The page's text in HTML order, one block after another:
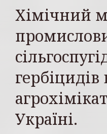
Хімічний
гербіцидів
Україні.